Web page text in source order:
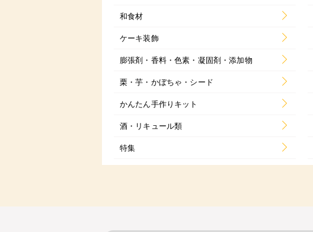
和食材
ケーキ装飾
膨張剤・香料・色素・凝固剤・添加物
栗・芋・かぼちゃ・シード
かんたん手作りキット
酒・リキュール類
特集